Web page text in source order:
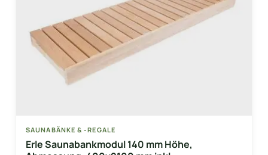
SAUNABÄNKE & -REGALE
Erle Saunabankmodul 140 mm Höhe,